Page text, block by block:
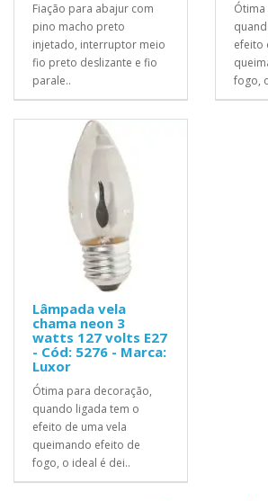
Fiação para abajur com
pino macho preto
injetado, interruptor meio
fio preto deslizante e fio
parale..
efeito
fogo,
Lâmpada vela
chama neon 3
watts 127 volts E27
- Cód: 5276 - Marca:
Luxor
Ótima para decoração,
quando ligada tem o
efeito de uma vela
queimando efeito de
fogo, o ideal é dei..